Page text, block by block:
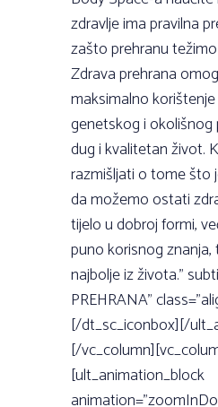
zdravlje ima pravilna
zašto prehranu
Zdrava prehrana
maksimalno
genetskog i okolišnog
dug i kvalitetan život.
razmišljati o tome što
da možemo ostati
tijelo u dobroj formi,
puno korisnog
najbolje iz života.”
PREHRANA”
[/dt_sc_iconbox][/
[/
[ult_animation_block